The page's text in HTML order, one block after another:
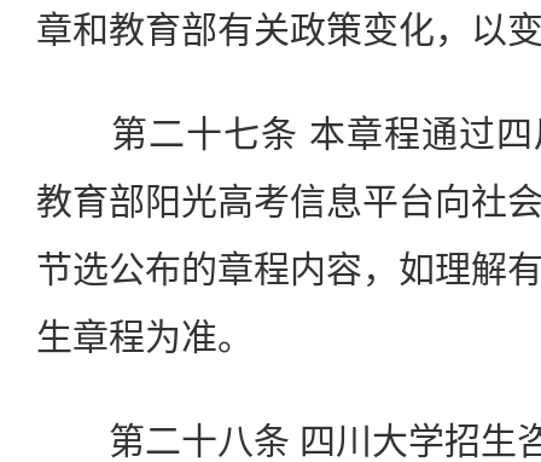
章和教育部有关政策变化，以
第二十七条 本章程通过四
教育部阳光高考信息平台向社
节选公布的章程内容，如理解
生章程为准。
第二十八条 四川大学招生